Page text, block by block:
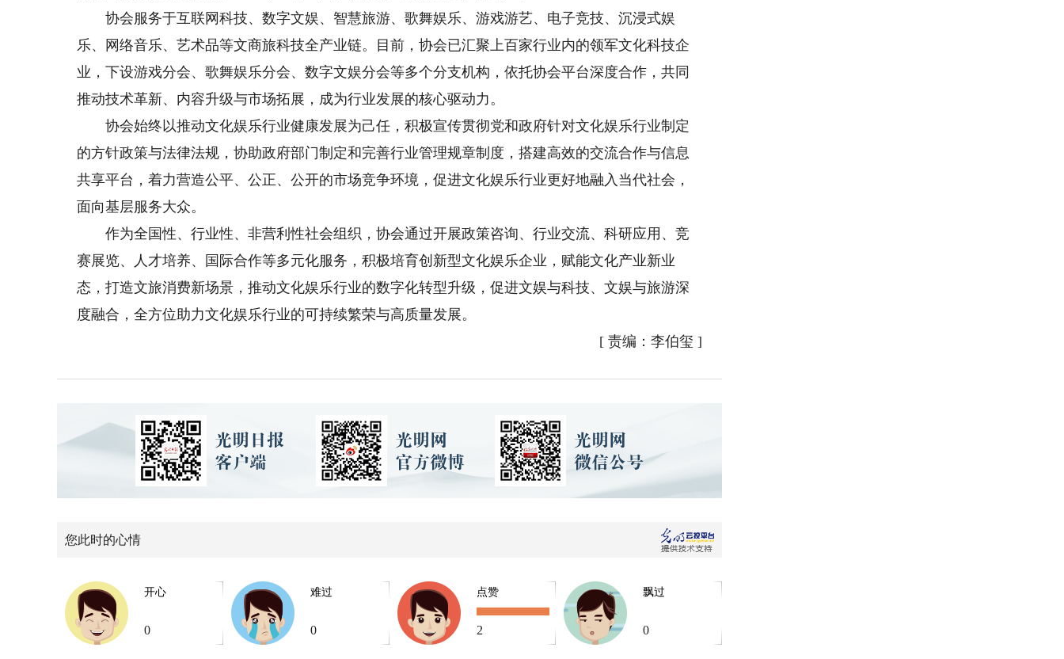
协会服务于互联网科技、数字文娱、智慧旅游、歌舞娱乐、游戏游艺、电子竞技、沉浸式娱
乐、网络音乐、艺术品等文商旅科技全产业链。目前，协会已汇聚上百家行业内的领军文化科技企
业，下设游戏分会、歌舞娱乐分会、数字文娱分会等多个分支机构，依托协会平台深度合作，共同
推动技术革新、内容升级与市场拓展，成为行业发展的核心驱动力。
协会始终以推动文化娱乐行业健康发展为己任，积极宣传贯彻党和政府针对文化娱乐行业制定
的方针政策与法律法规，协助政府部门制定和完善行业管理规章制度，搭建高效的交流合作与信息
共享平台，着力营造公平、公正、公开的市场竞争环境，促进文化娱乐行业更好地融入当代社会，
面向基层服务大众。
作为全国性、行业性、非营利性社会组织，协会通过开展政策咨询、行业交流、科研应用、竞
赛展览、人才培养、国际合作等多元化服务，积极培育创新型文化娱乐企业，赋能文化产业新业
态，打造文旅消费新场景，推动文化娱乐行业的数字化转型升级，促进文娱与科技、文娱与旅游深
度融合，全方位助力文化娱乐行业的可持续繁荣与高质量发展。
[ 责编：李伯玺 ]
您此时的心情
开心
0
难过
0
点赞
2
飘过
0